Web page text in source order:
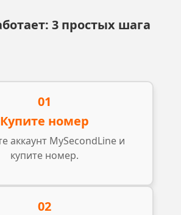
3 простых шага
01
Купите номер
аккаунт MySecondLine и
купите номер.
02